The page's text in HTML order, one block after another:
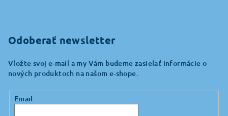
Odoberať newsletter
Vložte svoj e-mail a my Vám budeme zasielať informácie o
nových produktoch na našom e-shope.
Email